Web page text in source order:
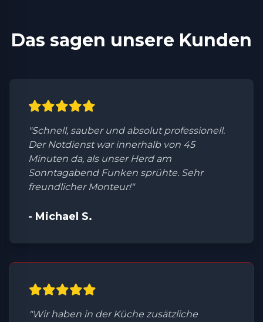
Das sagen unsere Kunden
"Schnell, sauber und absolut professionell.
Der Notdienst war innerhalb von 45
Minuten da, als unser Herd am
Sonntagabend Funken sprühte. Sehr
freundlicher Monteur!"
- Michael S.
"Wir haben in der Küche zusätzliche